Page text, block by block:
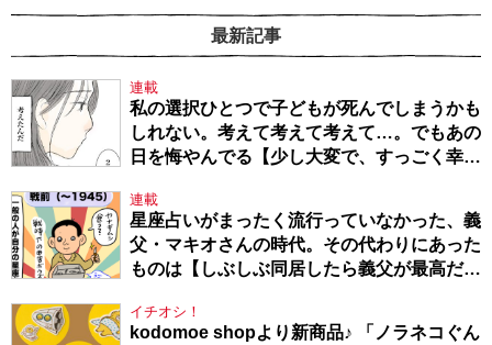
最新記事
連載
私の選択ひとつで子どもが死んでしまうかも
しれない。考えて考えて考えて…。でもあの
日を悔やんでる【少し大変で、すっごく幸せ
～・54】
連載
星座占いがまったく流行っていなかった、義
父・マキオさんの時代。その代わりにあった
ものは【しぶしぶ同居したら義父が最高だっ
イチオシ！
kodomoe shopより新商品♪ 「ノラネコぐん